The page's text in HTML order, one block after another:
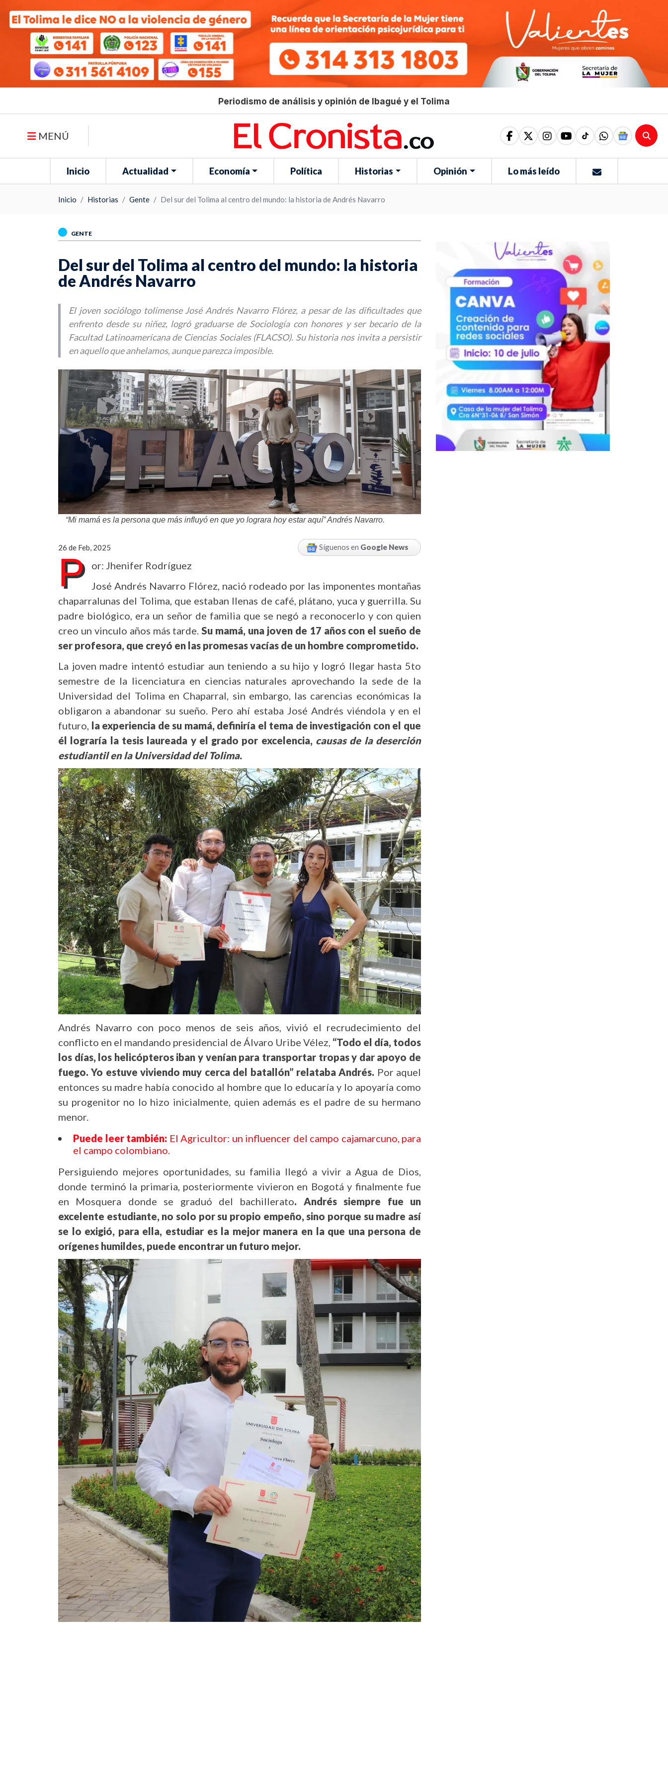
Periodismo de análisis y opinión de Ibagué y el Tolima
MENÚ
Inicio Actualidad Economía Política Historias Opinión Lo más leído
Inicio Historias Gente Del sur del Tolima al centro del mundo: la historia de Andrés Navarro
GENTE
Del sur del Tolima al centro del mundo: la historia
de Andrés Navarro
El joven sociólogo tolimense José Andrés Navarro Flórez, a pesar de las dificultades que
enfrento desde su niñez, logró graduarse de Sociología con honores y ser becario de la
Facultad Latinoamericana de Ciencias Sociales (FLACSO). Su historia nos invita a persistir
en aquello que anhelamos, aunque parezca imposible.
“Mi mamá es la persona que más influyó en que yo lograra hoy estar aquí” Andrés Navarro.
26 de Feb, 2025 Síguenos en Google News
P
or: Jhenifer Rodríguez
José Andrés Navarro Flórez, nació rodeado por las imponentes montañas
chaparralunas del Tolima, que estaban llenas de café, plátano, yuca y guerrilla. Su
padre biológico, era un señor de familia que se negó a reconocerlo y con quien
creo un vinculo años más tarde.Su mamá, una joven de 17 años con el sueño de
ser profesora, que creyó en las promesas vacías de un hombre comprometido.
La joven madre intentó estudiar aun teniendo a su hijo y logró llegar hasta 5to
semestre de la licenciatura en ciencias naturales aprovechando la sede de la
Universidad del Tolima en Chaparral, sin embargo, las carencias económicas la
obligaron a abandonar su sueño. Pero ahí estaba José Andrés viéndola y en el
futuro, la experiencia de su mamá, definiría el tema de investigación con el que
él lograría la tesis laureada y el grado por excelencia, causas de la deserción
estudiantil en la Universidad del Tolima.
Andrés Navarro con poco menos de seis años, vivió el recrudecimiento del
conflicto en el mandando presidencial de Álvaro Uribe Vélez, “Todo el día, todos
los días, los helicópteros iban y venían para transportar tropas y dar apoyo de
fuego. Yo estuve viviendo muy cerca del batallón” relataba Andrés. Por aquel
entonces su madre había conocido al hombre que lo educaría y lo apoyaría como
su progenitor no lo hizo inicialmente, quien además es el padre de su hermano
menor.
Puede leer también: El Agricultor: un influencer del campo cajamarcuno, para
el campo colombiano.
Persiguiendo mejores oportunidades, su familia llegó a vivir a Agua de Dios,
donde terminó la primaria, posteriormente vivieron en Bogotá y finalmente fue
en Mosquera donde se graduó del bachillerato. Andrés siempre fue un
excelente estudiante, no solo por su propio empeño, sino porque su madre así
se lo exigió, para ella, estudiar es la mejor manera en la que una persona de
orígenes humildes, puede encontrar un futuro mejor.